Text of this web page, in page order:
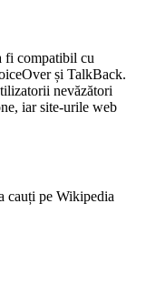
fi compatibil cu
și TalkBack.
nevăzători
iar site-urile web
cauți pe Wikipedia